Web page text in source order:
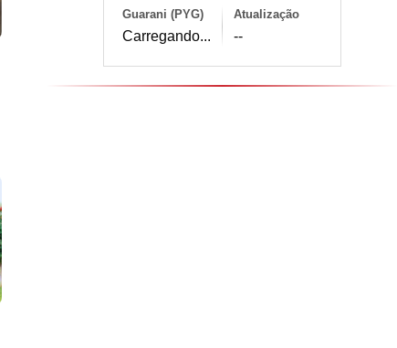
Guarani (PYG)
Carregando...
Atualização
--